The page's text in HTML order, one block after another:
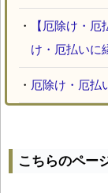
・
【厄除け・
け・厄払いに
・ 厄除け・厄払
こちらのペー